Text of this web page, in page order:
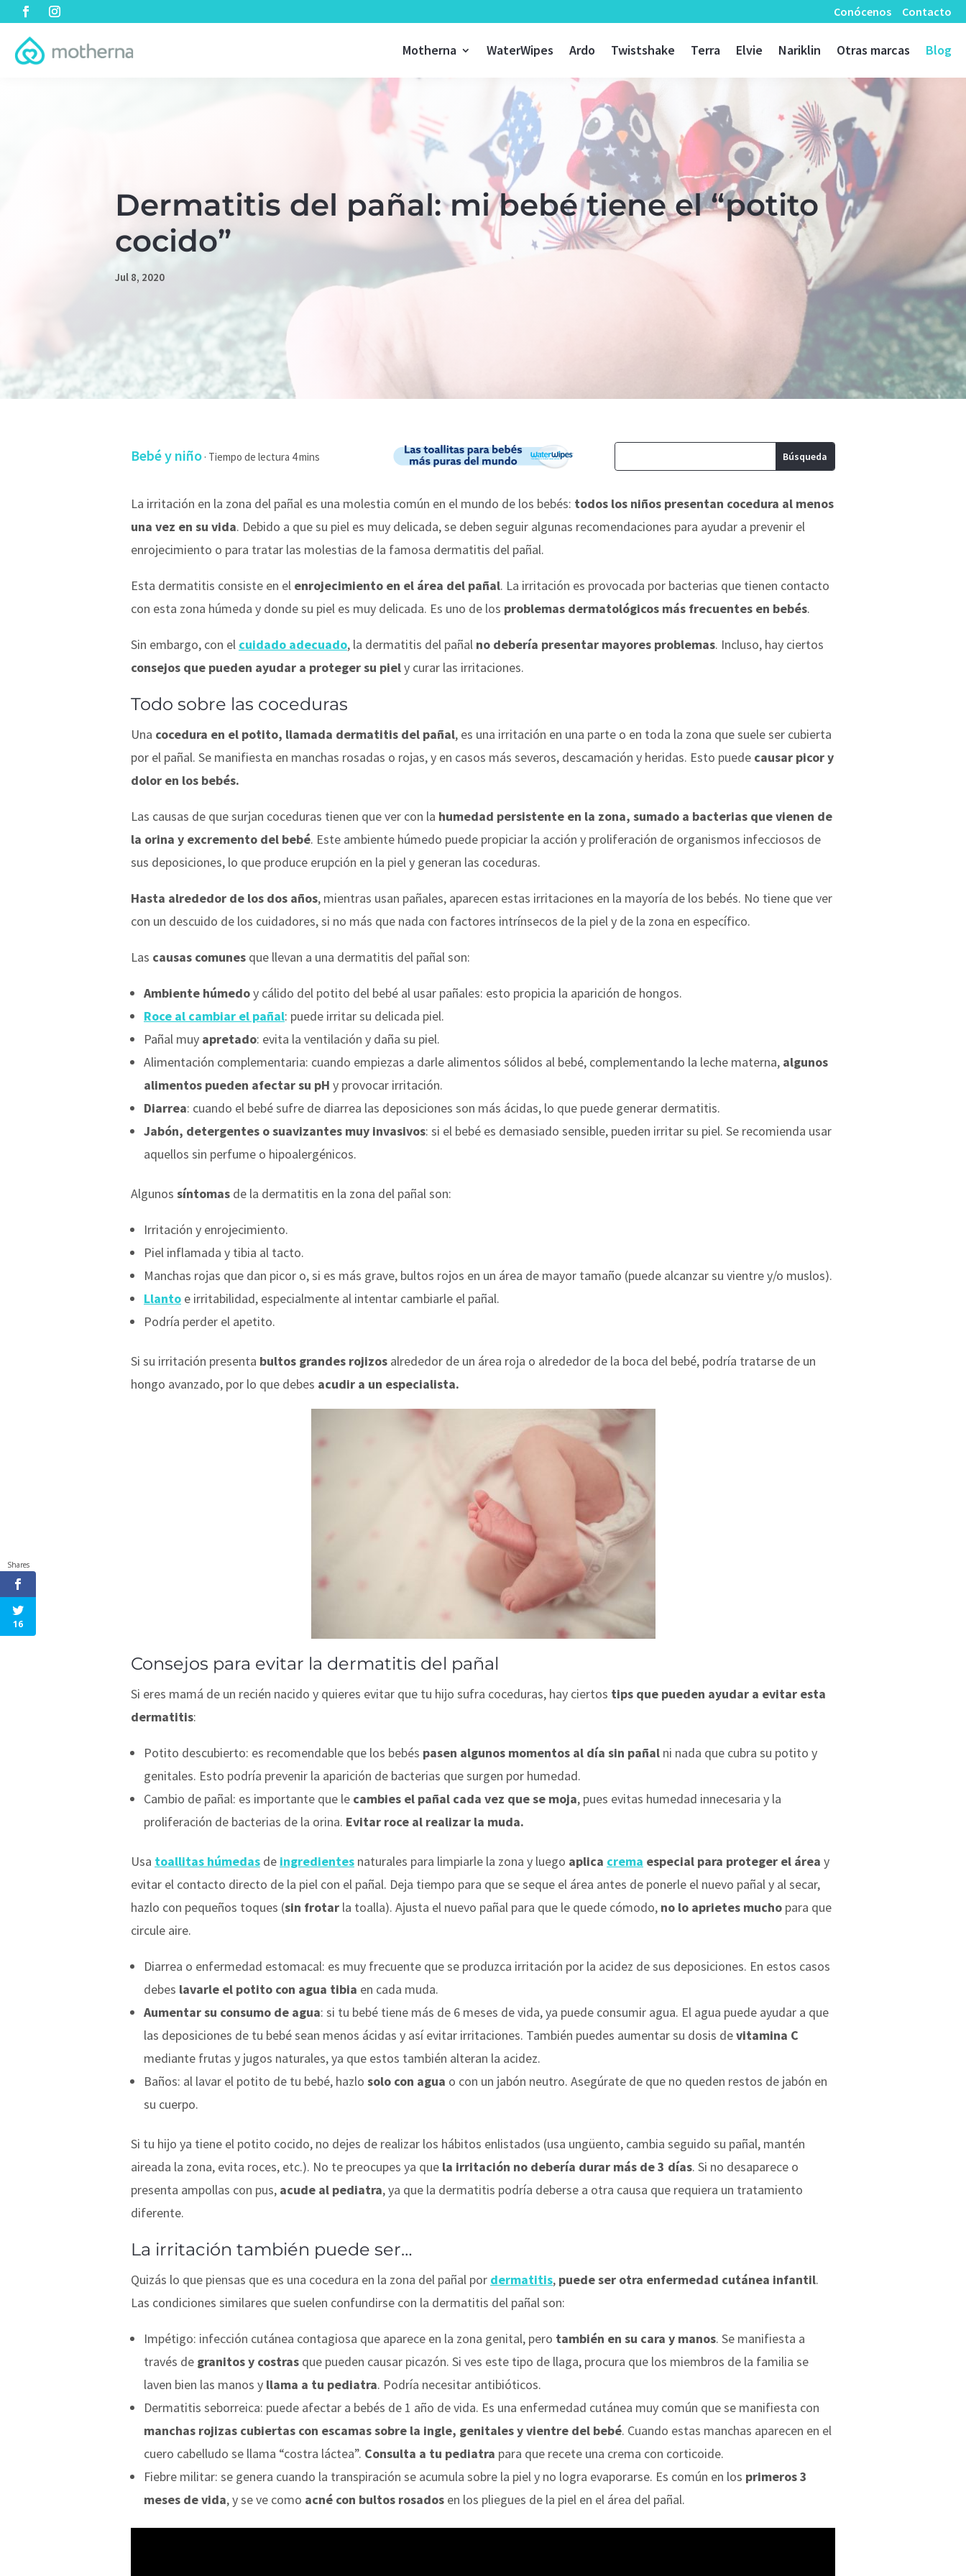
Conócenos Contacto
Motherna WaterWipes Ardo Twistshake Terra Elvie Nariklin Otras marcas Blog
Dermatitis del pañal: mi bebé tiene el “potito
cocido”
Jul 8, 2020
Bebé y niño ·
La irritación en la zona del pañal es una molestia común en el mundo de los bebés: todos los niños presentan cocedura al menos
una vez en su vida. Debido a que su piel es muy delicada, se deben seguir algunas recomendaciones para ayudar a prevenir el
enrojecimiento o para tratar las molestias de la famosa dermatitis del pañal.
Esta dermatitis consiste en el enrojecimiento en el área del pañal. La irritación es provocada por bacterias que tienen contacto
con esta zona húmeda y donde su piel es muy delicada. Es uno de los problemas dermatológicos más frecuentes en bebés.
Sin embargo, con el cuidado adecuado, la dermatitis del pañal no debería presentar mayores problemas. Incluso, hay ciertos
consejos que pueden ayudar a proteger su piely curar las irritaciones.
Todo sobre las coceduras
Una cocedura en el potito, llamada dermatitis del pañal, es una irritación en una parte o en toda la zona que suele ser cubierta
por el pañal. Se manifiesta en manchas rosadas o rojas, y en casos más severos, descamación y heridas. Esto puede causar picor y
dolor en los bebés.
Las causas de que surjan coceduras tienen que ver con la humedad persistente en la zona, sumado a bacterias que vienen de
la orina y excremento del bebé. Este ambiente húmedo puede propiciar la acción y proliferación de organismos infecciosos de
sus deposiciones, lo que produce erupción en la piel y generan las coceduras.
Hasta alrededor de los dos años, mientras usan pañales, aparecen estas irritaciones en la mayoría de los bebés. No tiene que ver
con un descuido de los cuidadores, si no más que nada con factores intrínsecos de la piel y de la zona en específico.
Las causas comunes que llevan a una dermatitis del pañal son:
Ambiente húmedoy cálido del potito del bebé al usar pañales: esto propicia la aparición de hongos.
Roce al cambiar el pañal: puede irritar su delicada piel.
Pañal muy apretado: evita la ventilación y daña su piel.
Alimentación complementaria: cuando empiezas a darle alimentos sólidos al bebé, complementando la leche materna, algunos
alimentos pueden afectar su pH y provocar irritación.
Diarrea: cuando el bebé sufre de diarrea las deposiciones son más ácidas, lo que puede generar dermatitis.
Jabón, detergentes o suavizantes muy invasivos: si el bebé es demasiado sensible, pueden irritar su piel. Se recomienda usar
aquellos sin perfume o hipoalergénicos.
Algunos síntomas de la dermatitis en la zona del pañal son:
Irritación y enrojecimiento.
Piel inflamada y tibia al tacto.
Manchas rojas que dan picor o, si es más grave, bultos rojos en un área de mayor tamaño (puede alcanzar su vientre y/o muslos).
Llanto e irritabilidad, especialmente al intentar cambiarle el pañal.
Podría perder el apetito.
Si su irritación presenta bultos grandes rojizos alrededor de un área roja o alrededor de la boca del bebé, podría tratarse de un
hongo avanzado, por lo que debes acudir a un especialista.
Consejos para evitar la dermatitis del pañal
Si eres mamá de un recién nacido y quieres evitar que tu hijo sufra coceduras, hay ciertos tips que pueden ayudar a evitar esta
dermatitis:
Potito descubierto: es recomendable que los bebés pasen algunos momentos al día sin pañal ni nada que cubra su potito y
genitales. Esto podría prevenir la aparición de bacterias que surgen por humedad.
Cambio de pañal: es importante que le cambies el pañal cada vez que se moja, pues evitas humedad innecesaria y la
proliferación de bacterias de la orina. Evitar roce al realizar la muda.
Usa toallitas húmedas de ingredientes naturales para limpiarle la zona y luego aplica crema especial para proteger el área y
evitar el contacto directo de la piel con el pañal. Deja tiempo para que se seque el área antes de ponerle el nuevo pañal y al secar,
hazlo con pequeños toques (sin frotar la toalla). Ajusta el nuevo pañal para que le quede cómodo, no lo aprietes mucho para que
circule aire.
Diarrea o enfermedad estomacal: es muy frecuente que se produzca irritación por la acidez de sus deposiciones. En estos casos
debes lavarle el potito con agua tibia en cada muda.
Aumentar su consumo de agua: si tu bebé tiene más de 6 meses de vida, ya puede consumir agua. El agua puede ayudar a que
las deposiciones de tu bebé sean menos ácidas y así evitar irritaciones. También puedes aumentar su dosis devitamina C
mediante frutas y jugos naturales, ya que estos también alteran la acidez.
Baños: al lavar el potito de tu bebé, hazlo solo con agua o con un jabón neutro. Asegúrate de que no queden restos de jabón en
su cuerpo.
Si tu hijo ya tiene el potito cocido, no dejes de realizar los hábitos enlistados (usa ungüento, cambia seguido su pañal, mantén
aireada la zona, evita roces, etc.). No te preocupes ya que la irritación no debería durar más de 3 días. Si no desaparece o
presenta ampollas con pus, acude al pediatra, ya que la dermatitis podría deberse a otra causa que requiera un tratamiento
diferente.
La irritación también puede ser…
Quizás lo que piensas que es una cocedura en la zona del pañal por dermatitis, puede ser otra enfermedad cutánea infantil.
Las condiciones similares que suelen confundirse con la dermatitis del pañal son:
Impétigo: infección cutánea contagiosa que aparece en la zona genital, pero también en su cara y manos. Se manifiesta a
través de granitos y costras que pueden causar picazón. Si ves este tipo de llaga, procura que los miembros de la familia se
laven bien las manos y llama a tu pediatra. Podría necesitar antibióticos.
Dermatitis seborreica: puede afectar a bebés de 1 año de vida. Es una enfermedad cutánea muy común que se manifiesta con
manchas rojizas cubiertas con escamas sobre la ingle, genitales y vientre del bebé. Cuando estas manchas aparecen en el
cuero cabelludo se llama “costra láctea”. Consulta a tu pediatra para que recete una crema con corticoide.
Fiebre militar: se genera cuando la transpiración se acumula sobre la piel y no logra evaporarse. Es común en los primeros 3
meses de vida, y se ve como acné con bultos rosados en los pliegues de la piel en el área del pañal.
Shares
16